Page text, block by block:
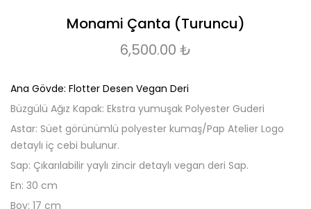
Monami Çanta (Turuncu)
6,500.00 ₺
Ana Gövde: Flotter Desen Vegan Deri
Büzgülü Ağız Kapak: Ekstra yumuşak Polyester Guderi
Astar: Süet görünümlü polyester kumaş/Pap Atelier Logo
detaylı iç cebi bulunur.
Sap: Çıkarılabilir yaylı zincir detaylı vegan deri Sap.
En: 30 cm
Boy: 17 cm